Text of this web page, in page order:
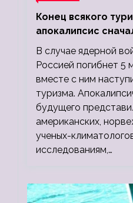
Конец всякого
апокалипсис
миллионов, а
людей
В случае ядерной
Россией погибнет 5
вместе с ним
туризма.
будущего
американских,
ученых-
исследованиям,…